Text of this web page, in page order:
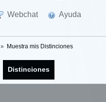
Webchat Ayuda
» Muestra mis Distinciones
Distinciones